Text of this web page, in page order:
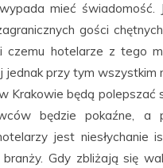
mieć świadomość.
gości
czemu hotelarze z tego
przy tym wszystkim
Krakowie będą polepszać
będzie pokaźne,
jest niesłychanie
Gdy zbliżają się